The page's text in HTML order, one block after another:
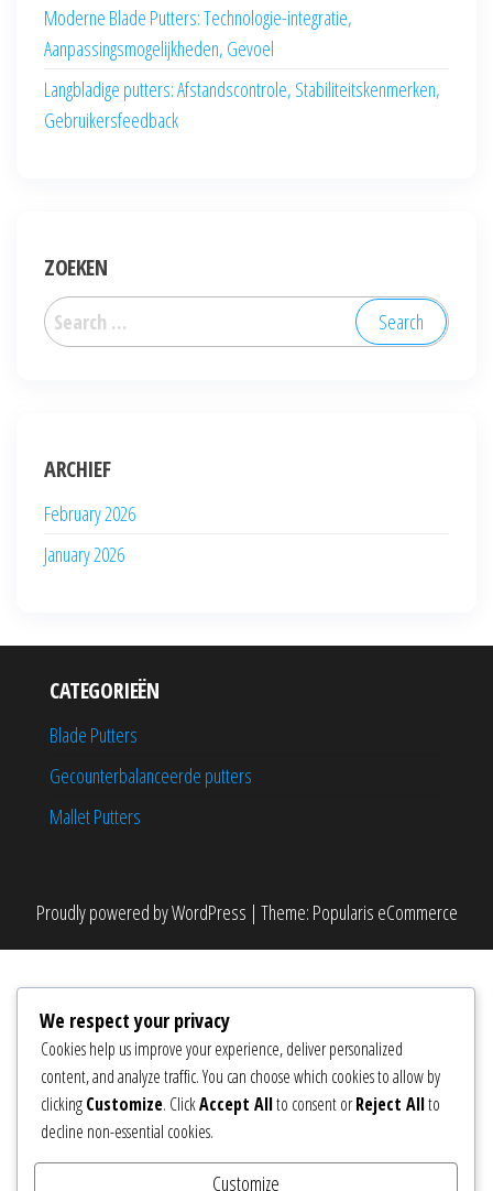
Moderne Blade Putters: Technologie-integratie,
Aanpassingsmogelijkheden, Gevoel
Langbladige putters: Afstandscontrole, Stabiliteitskenmerken,
Gebruikersfeedback
ZOEKEN
Search
for:
ARCHIEF
February 2026
January 2026
CATEGORIEËN
Blade Putters
Gecounterbalanceerde putters
Mallet Putters
Proudly powered byWordPress | Theme: Popularis eCommerce
We respect your privacy
Cookies help us improve your experience, deliver personalized
content, and analyze traffic. You can choose which cookies to allow by
clickingCustomize. ClickAccept Allto consent orReject Allto
decline non-essential cookies.
Customize